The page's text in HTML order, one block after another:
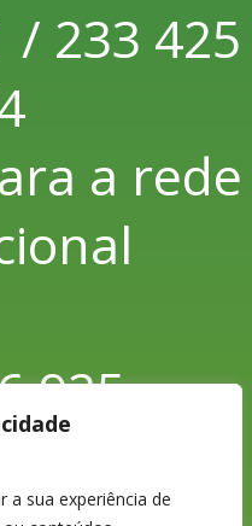
a sua experiência de
/ 233 425
a rede
925
a rede